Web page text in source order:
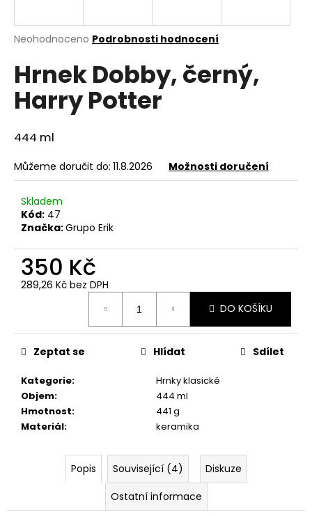
Průměrné
produktu
je
0,0
hvězdiček.
Neohodnoceno Podrobnosti hodnocení
Hrnek Dobby, černý,
Harry Potter
444 ml
Můžeme doručit do: 11.8.2026 Možnosti doručení
Skladem
Kód: 47
Značka:Grupo Erik
350 Kč
289,26 Kč bez DPH
DO KOŠÍKU
Kategorie:
Hrnky klasické
Objem:
444 ml
Hmotnost:
441 g
Materiál: keramika
Zeptat se Hlídat Sdílet
Popis Související (4)
Diskuze
Ostatní informace
j
t
?
HLEDAT
D
o
p
o
u
e
m
e
MÍCHACÍ
599